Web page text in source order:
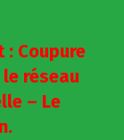
: Coupure
réseau
– Le